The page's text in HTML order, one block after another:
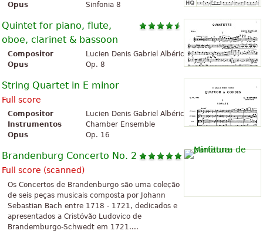
Opus
Sinfonia 8
Quintet for piano, flute,
oboe, clarinet & bassoon
Compositor
Lucien Denis Gabriel Albéric Magnard
Opus
Op. 8
String Quartet in E minor
Full score
Compositor
Lucien Denis Gabriel Albéric Magnard
Instrumentos
Chamber Ensemble
Opus
Op. 16
Brandenburg Concerto No. 2
Full score (scanned)
Os Concertos de Brandenburgo são uma coleção
de seis peças musicais composta por Johann
Sebastian Bach entre 1718 - 1721, dedicados e
apresentados a Cristóvão Ludovico de
Brandemburgo-Schwedt em 1721....